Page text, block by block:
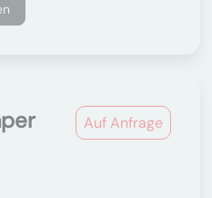
Auf Anfrage